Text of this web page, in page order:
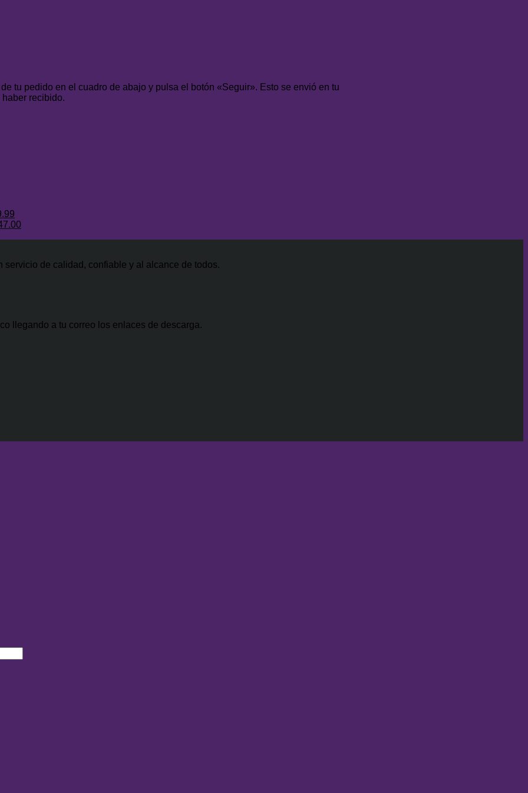
tu pedido en el cuadro de abajo y pulsa el botón «Seguir». Esto se envió en tu
recibido.
precio
El
$47.00.de calidad, confiable y al alcance de todos.
llegando a tu correo los enlaces de descarga.